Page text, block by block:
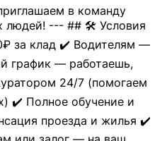
в команду
людей! --- ## 🛠 Условия
за клад ✔️ Водителям —
график — работаешь,
24/7 (помогаем
✔️ Полное обучение и
проезда и жилья ✔️